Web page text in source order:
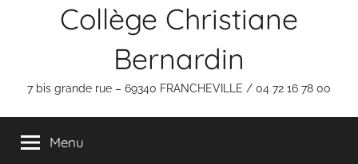
Collège Christiane
Bernardin
7 bis grande rue – 69340 FRANCHEVILLE / 04 72 16 78 00
Menu